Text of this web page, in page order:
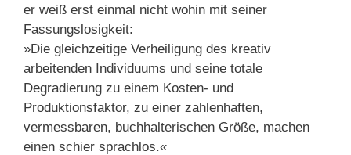
er weiß erst einmal nicht wohin mit seiner
Fassungslosigkeit:
»Die gleichzeitige Verheiligung des kreativ
arbeitenden Individuums und seine totale
Degradierung zu einem Kosten- und
Produktionsfaktor, zu einer zahlenhaften,
vermessbaren, buchhalterischen Größe, machen
einen schier sprachlos.«